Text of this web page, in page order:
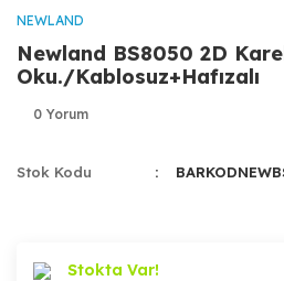
NEWLAND
Newland BS8050 2D
Oku./Kablosuz+Hafızalı
0 Yorum
Stok Kodu
Stokta Var!